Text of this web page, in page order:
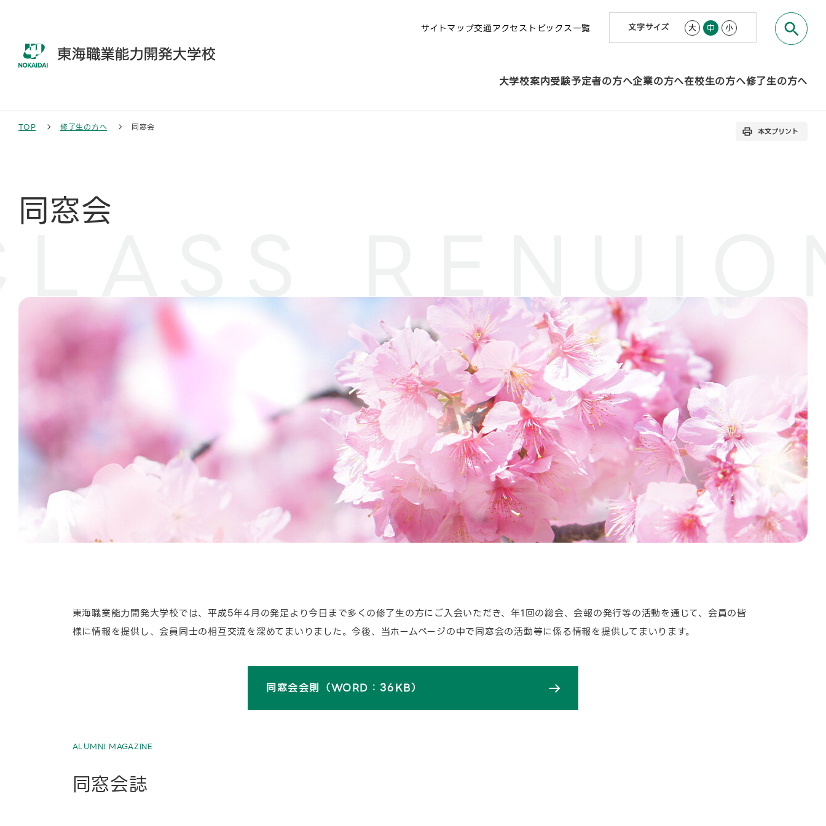
サイトマップ交通アクセス トピックス一覧 文字サイズ 大 中 小
大学校案内受験予定者の方へ企業の方へ在校生の方へ修了生の方へ
TOP 修了生の方へ 同窓会 本文プリント
同窓会
東海職業能力開発大学校では、平成5年4月の発足より今日まで多くの修了生の方にご入会いただき、年1回の総会、会報の発行等の活動を通じて、会員の皆
様に情報を提供し、会員同士の相互交流を深めてまいりました。今後、当ホームページの中で同窓会の活動等に係る情報を提供してまいります。
同窓会会則（WORD：36KB）
ALUMNI MAGAZINE
同窓会誌